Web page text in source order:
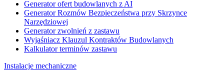
Generator ofert budowlanych z AI
Generator Rozmów Bezpieczeństwa przy Skrzynce
Narzędziowej
Generator zwolnień z zastawu
Wyjaśniacz Klauzul Kontraktów Budowlanych
Kalkulator terminów zastawu
Instalacje mechaniczne